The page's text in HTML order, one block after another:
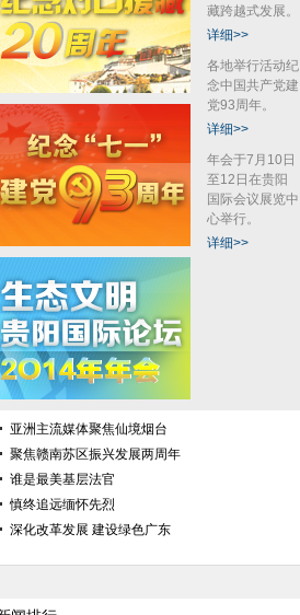
北京公交上演“反恐演习” 预防突发
暴力事件
臂肌被割断
藏跨越式发展。
详细>>
各地举行活动纪
念中国共产党建
党93周年。
详细>>
年会于7月10日
至12日在贵阳
国际会议展览中
心举行。
详细>>
亚洲主流媒体聚焦仙境烟台
聚焦赣南苏区振兴发展两周年
谁是最美基层法官
慎终追远缅怀先烈
深化改革发展 建设绿色广东